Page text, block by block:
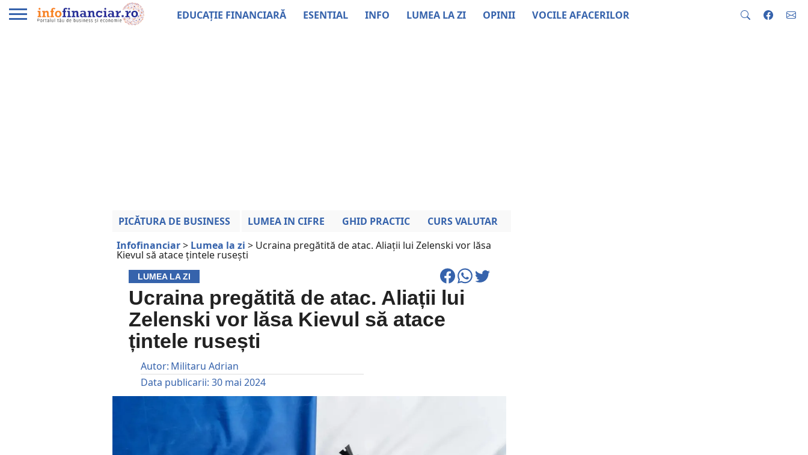
EDUCAȚIE FINANCIARĂ ESENTIAL INFO LUMEA LA ZI OPINII VOCILE AFACERILOR
PICĂTURA DE BUSINESS LUMEA IN CIFRE GHID PRACTIC
CURS VALUTAR
Infofinanciar> Lumea la zi > Ucraina pregătită de atac. Aliații lui Zelenski vor lăsa
Kievul să atace țintele rusești
LUMEA LA ZI
Ucraina pregătită de atac. Aliații lui
Zelenski vor lăsa Kievul să atace
țintele rusești
Autor: Militaru Adrian
Data publicarii: 30 mai 2024